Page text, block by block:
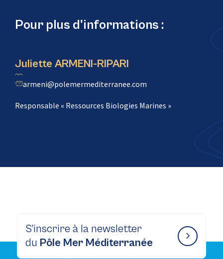
Pour plus d'informations :
Juliette ARMENI-RIPARI
armeni@polemermediterranee.com
Responsable « Ressources Biologies Marines »
S’inscrire à la newsletter
du Pôle Mer Méditerranée